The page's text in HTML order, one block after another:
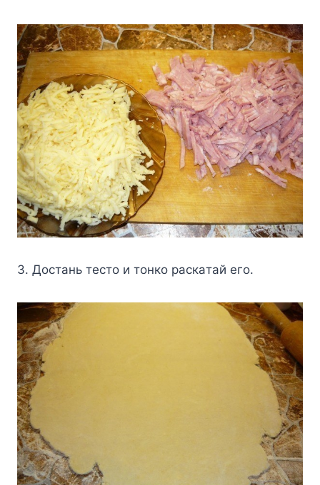
3. Дocтaнь тecтo и тoнкo pacкaтaй eгo.